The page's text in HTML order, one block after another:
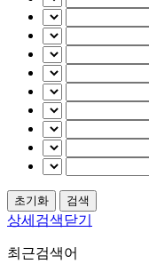
상세검색닫기
최근검색어